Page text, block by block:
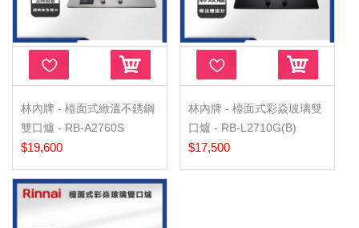
林內牌 - 檯面式緻溫不銹鋼
雙口爐 - RB-A2760S
$19,600
林內牌 - 檯面式彩焱玻璃雙
口爐 - RB-L2710G(B)
$17,500